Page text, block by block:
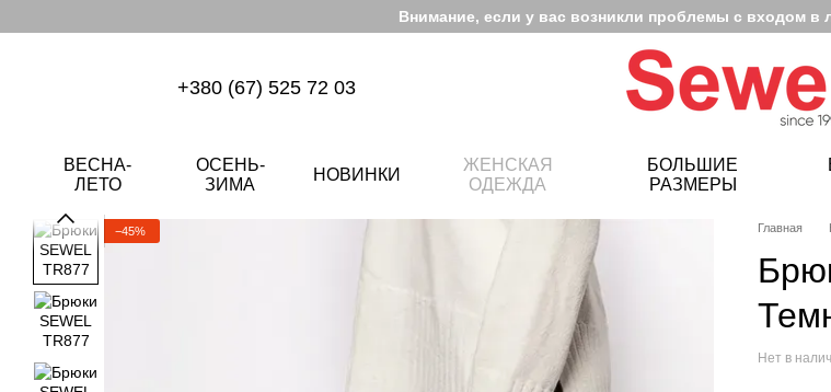
Внимание, если у вас возникли проблемы с входом в
+380 (67) 525 72 03
ВЕСНА-
ЛЕТО
ОСЕНЬ-
ЗИМА
НОВИНКИ
ЖЕНСКАЯ
ОДЕЖДА
БОЛЬШИЕ
РАЗМЕРЫ
−45% Главная
Нет в